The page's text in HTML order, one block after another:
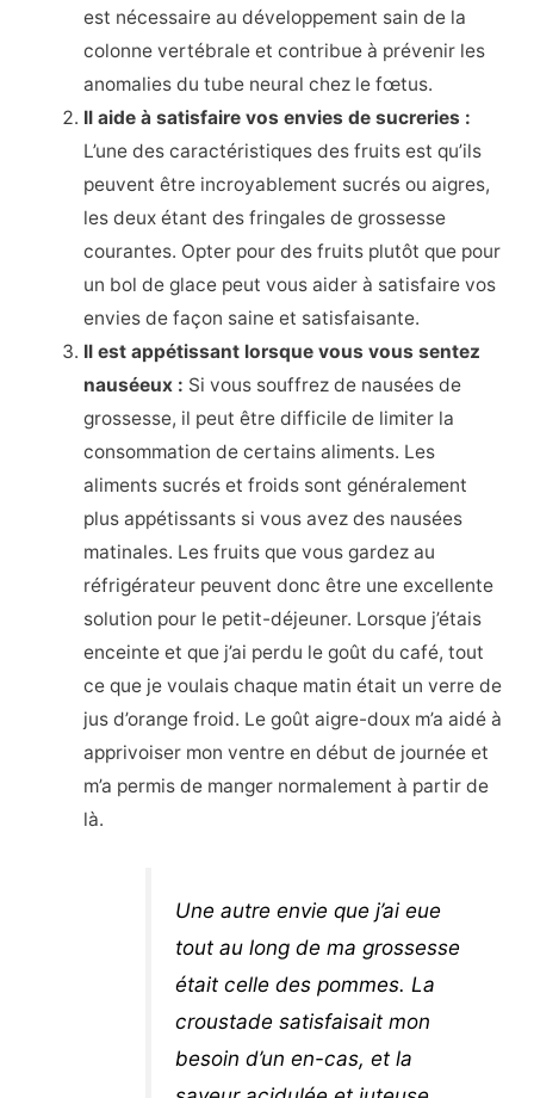
est nécessaire au développement sain de la
colonne vertébrale et contribue à prévenir les
anomalies du tube neural chez le fœtus.
Il aide à satisfaire vos envies de sucreries :
L’une des caractéristiques des fruits est qu’ils
peuvent être incroyablement sucrés ou aigres,
les deux étant des fringales de grossesse
courantes. Opter pour des fruits plutôt que pour
un bol de glace peut vous aider à satisfaire vos
envies de façon saine et satisfaisante.
Il est appétissant lorsque vous vous sentez
nauséeux : Si vous souffrez de nausées de
grossesse, il peut être difficile de limiter la
consommation de certains aliments. Les
aliments sucrés et froids sont généralement
plus appétissants si vous avez des nausées
matinales. Les fruits que vous gardez au
réfrigérateur peuvent donc être une excellente
solution pour le petit-déjeuner. Lorsque j’étais
enceinte et que j’ai perdu le goût du café, tout
ce que je voulais chaque matin était un verre de
jus d’orange froid. Le goût aigre-doux m’a aidé à
apprivoiser mon ventre en début de journée et
m’a permis de manger normalement à partir de
là.
Une autre envie que j’ai eue
tout au long de ma grossesse
était celle des pommes. La
croustade satisfaisait mon
besoin d’un en-cas, et la